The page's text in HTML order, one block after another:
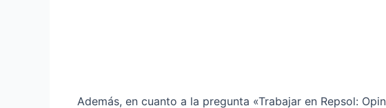
Además, en cuanto a la pregunta «Trabajar en Repsol: